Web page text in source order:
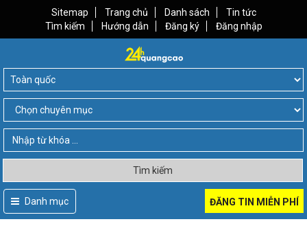
Sitemap Trang chủ Danh sách
Tin tức
Tìm kiếm
Hướng dẫn Đăng ký Đăng nhập
Tìm kiếm
Danh mục ĐĂNG TIN MIỄN PHÍ